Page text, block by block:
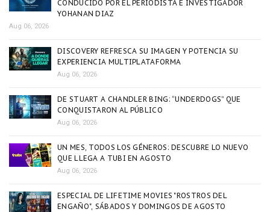
CONDUCIDO POR EL PERIODISTA E INVESTIGADOR
YOHANAN DIAZ
Aug 06, 2026
DISCOVERY REFRESCA SU IMAGEN Y POTENCIA SU
EXPERIENCIA MULTIPLATAFORMA
Aug 06, 2026
DE STUART A CHANDLER BING: “UNDERDOGS” QUE
CONQUISTARON AL PÚBLICO
Aug 06, 2026
UN MES, TODOS LOS GÉNEROS: DESCUBRE LO NUEVO
QUE LLEGA A TUBI EN AGOSTO
Aug 06, 2026
ESPECIAL DE LIFETIME MOVIES "ROSTROS DEL
ENGAÑO", SÁBADOS Y DOMINGOS DE AGOSTO